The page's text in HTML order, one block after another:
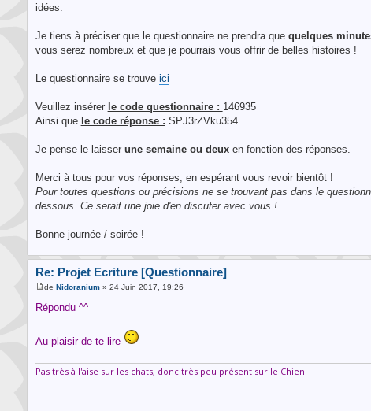
idées.
Je tiens à préciser que le questionnaire ne prendra quequelques
vous serez nombreux et que je pourrais vous offrir de belles histoires !
Le questionnaire se trouve ici
Veuillez insérer le code questionnaire : 146935
Ainsi que le code réponse : SPJ3rZVku354
Je pense le laisserune semaine ou deuxen fonction des réponses.
Merci à tous pour vos réponses, en espérant vous revoir bientôt !
Pour toutes questions ou précisions ne se trouvant pas dans le
dessous. Ce serait une joie d'en discuter avec vous !
Bonne journée / soirée !
Re: Projet Ecriture [Questionnaire]
de Nidoranium» 24 Juin 2017, 19:26
Répondu ^^
Au plaisir de te lire
Pas très à l'aise sur les chats, donc très peu présent sur le Chien